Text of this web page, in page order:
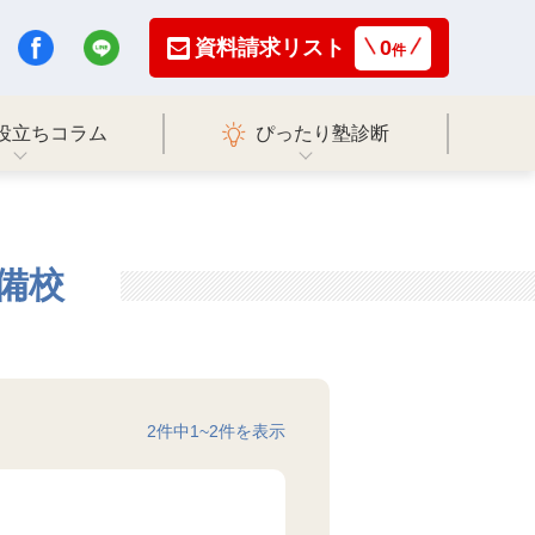
資料請求リスト 0件
立ちコラム ぴったり塾診断
校
2件中1~2件を表示